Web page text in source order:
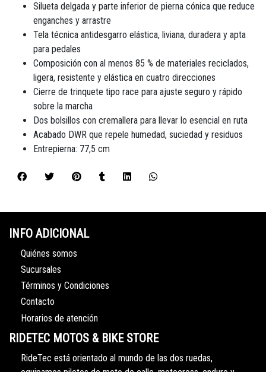
Silueta delgada y parte inferior de pierna cónica que reduce
enganches y arrastre
Tela técnica antidesgarro elástica, liviana, duradera y apta
para pedales
Composición con al menos 85 % de materiales reciclados,
ligera, resistente y elástica en cuatro direcciones
Cierre de trinquete tipo race para ajuste seguro y rápido
sobre la marcha
Dos bolsillos con cremallera para llevar lo esencial en ruta
Acabado DWR que repele humedad, suciedad y residuos
Entrepierna: 77,5 cm
INFO ADICIONAL
Quiénes somos
Sucursales
Términos y Condiciones
Contacto
Horarios de atención
RIDETEC MOTOS & BIKE STORE
RideTec está orientado al mundo de las dos ruedas,